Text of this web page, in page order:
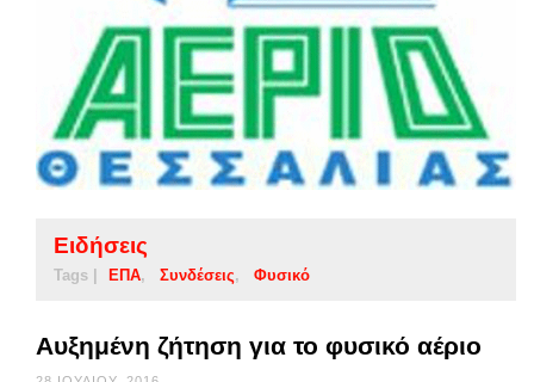
Ειδήσεις
Tags | ΕΠΑ Συνδέσεις Φυσικό
Αυξημένη ζήτηση για το φυσικό αέριο